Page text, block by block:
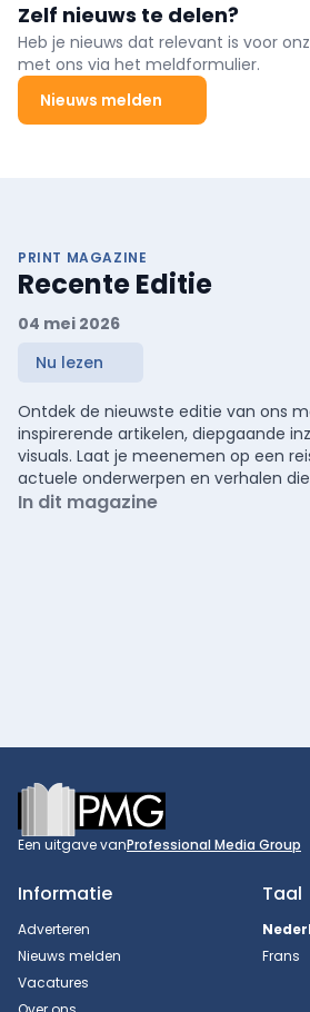
Zelf nieuws te delen?
Heb je nieuws dat relevant is voor
met ons via het meldformulier.
Nieuws melden
PRINT MAGAZINE
Recente Editie
04 mei 2026
Nu lezen
Ontdek de nieuwste editie van ons
inspirerende artikelen, diepgaande
visuals. Laat je meenemen op een
actuele onderwerpen en verhalen
In dit magazine
Footer
Een uitgave vanProfessional Media Group
Informatie
Adverteren
Nieuws melden
Vacatures
Taal
Frans